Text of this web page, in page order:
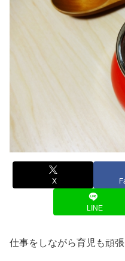
X
LINE
仕事をしながら育児も頑